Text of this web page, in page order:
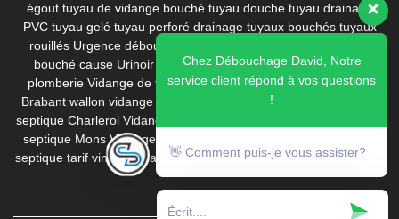
égout tuyau de vidange bouché tuyau douche tuyau drainage
PVC tuyau gelé tuyau perforé drainage tuyaux bouchés tuyaux
rouillés Urgence débouchage
bouché cause Urinoir bouche prix Urinoir homme ventouse
plomberie Vidange de fosse septique Vidange fosse septique
Brabant wallon vidange fosse septique Bruxelles
septique Charleroi Vidange fosse septique Dilbeek
septique Mons Vidange fosse septique pas cher
septique tarif vinaigre blanc WC bouché évie wc bouché que faire
Chez Débouchage David, Notre
service client répond à vos questions
!
👋 Comment puis-je vous assister?